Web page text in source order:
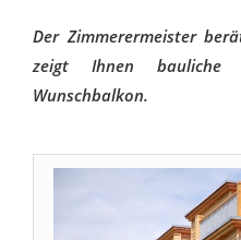
Der Zimmerermeister
zeigt Ihnen bauliche
Wunschbalkon.